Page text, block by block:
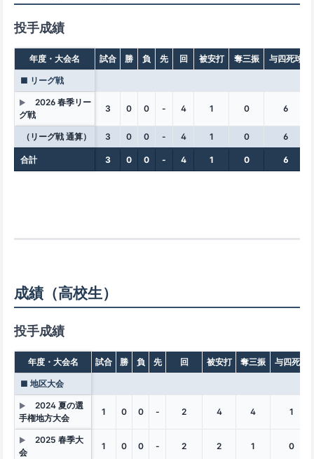
投手成績
年度・大会名 試合 勝 負 先 回 被安打 奪三振 与四死球
■ リーグ戦
▶
2026 春季リー
グ戦
3 0 0 - 4 1 0 6
（リーグ戦 通算） 3 0 0 - 4 1 0 6
合計 3 0 0 - 4 1 0 6
成績（高校生）
投手成績
年度・大会名 試合 勝 負 先 回 被安打 奪三振 与四死球
■ 地区大会
▶
2024 夏の選
手権地方大会
1 0 0 - 2 4 4 1
▶
2025 春季大
会
1 0 0 - 2 2 1 0